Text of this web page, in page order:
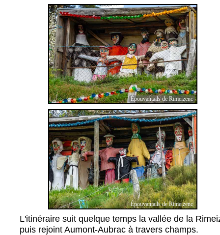
Épouvantails de Rimeizenc
Épouvantails de Rimeizenc
L'itinéraire suit quelque temps la vallée de la
puis rejoint Aumont-Aubrac à travers champs.